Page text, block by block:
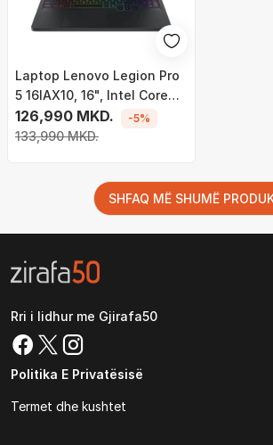
Laptop Lenovo Legion Pro
5 16IAX10, 16", Intel Core
Ultra 7 255HX, 32GB RAM,
1TB SSD, NVIDIA GeForce
126,990 MKD.
133,990 MKD.
-5%
SHFAQ MË SHUMË
Rri i lidhur me Gjirafa50
Politika E Privatësisë
Termet dhe kushtet